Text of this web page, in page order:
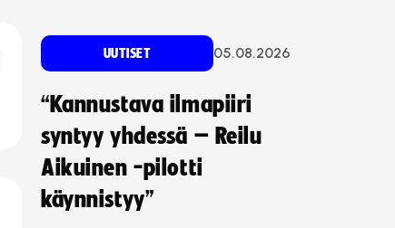
UUTISET 05.08.2026
“Kannustava ilmapiiri
syntyy yhdessä – Reilu
Aikuinen -pilotti
käynnistyy”